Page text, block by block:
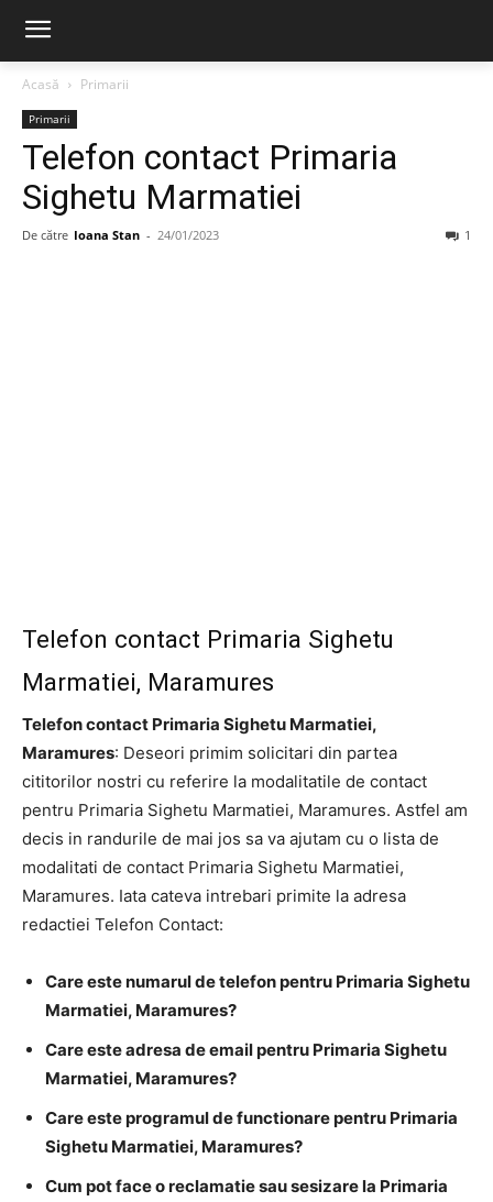
Acasă Primarii
Primarii
Telefon contact Primaria
Sighetu Marmatiei
De către Ioana Stan - 24/01/2023 1
Telefon contact Primaria Sighetu
Marmatiei, Maramures
Telefon contact Primaria Sighetu Marmatiei,
Maramures: Deseori primim solicitari din partea
cititorilor nostri cu referire la modalitatile de contact
pentru Primaria Sighetu Marmatiei, Maramures. Astfel am
decis in randurile de mai jos sa va ajutam cu o lista de
modalitati de contact Primaria Sighetu Marmatiei,
Maramures. Iata cateva intrebari primite la adresa
redactiei Telefon Contact:
Care este numarul de telefon pentru Primaria Sighetu
Marmatiei, Maramures?
Care este adresa de email pentru Primaria Sighetu
Marmatiei, Maramures?
Care este programul de functionare pentru Primaria
Sighetu Marmatiei, Maramures?
Cum pot face o reclamatie sau sesizare la Primaria